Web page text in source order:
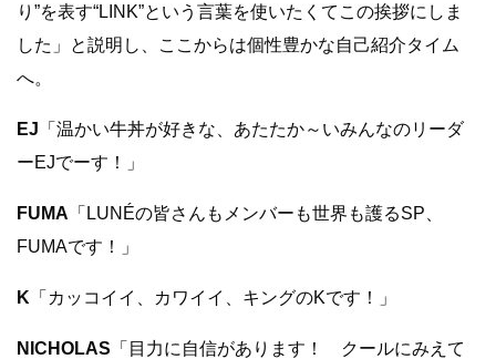
り ”を表す“LINK”という言葉を使いたくてこの挨拶にしま
した」と説明し、ここからは個性豊かな自己紹介タイム
へ。
EJ 「温かい牛丼が好きな、あたたか～いみんなのリーダ
ーEJでーす！」
FUMA 「LUNÉの皆さんもメンバーも世界も護るSP、
FUMAです！」
K 「カッコイイ、カワイイ、キングのKです！」
NICHOLAS 「目力に自信があります！ クールにみえて